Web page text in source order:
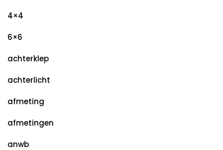
4×4
6×6
achterklep
achterlicht
afmeting
afmetingen
anwb